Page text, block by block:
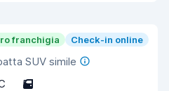
franchigia Check-in online
SUV simile
5